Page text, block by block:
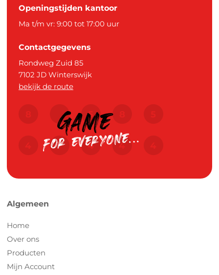
Openingstijden kantoor
Ma t/m vr: 9:00 tot 17:00 uur
Contactgegevens
Rondweg Zuid 85
7102 JD Winterswijk
bekijk de route
Algemeen
Home
Over ons
Producten
Mijn Account